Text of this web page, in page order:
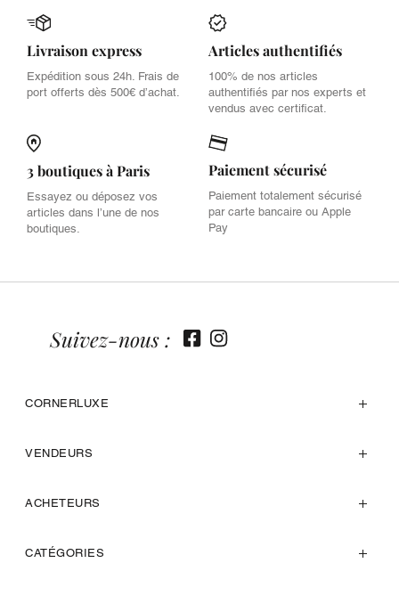
Livraison express
Expédition sous 24h. Frais de
port offerts dès 500€ d’achat.
Articles authentifiés
100% de nos articles
authentifiés par nos experts et
vendus avec certificat.
3 boutiques à Paris
Essayez ou déposez vos
articles dans l’une de nos
boutiques.
Paiement sécurisé
Paiement totalement sécurisé
par carte bancaire ou Apple
Pay
CORNERLUXE
VENDEURS
ACHETEURS
CATÉGORIES
Suivez-nous :